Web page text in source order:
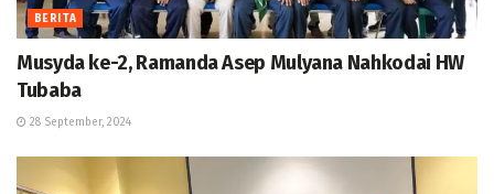
BERITA
Musyda ke-2, Ramanda Asep Mulyana Nahkodai HW
Tubaba
28 September, 2024